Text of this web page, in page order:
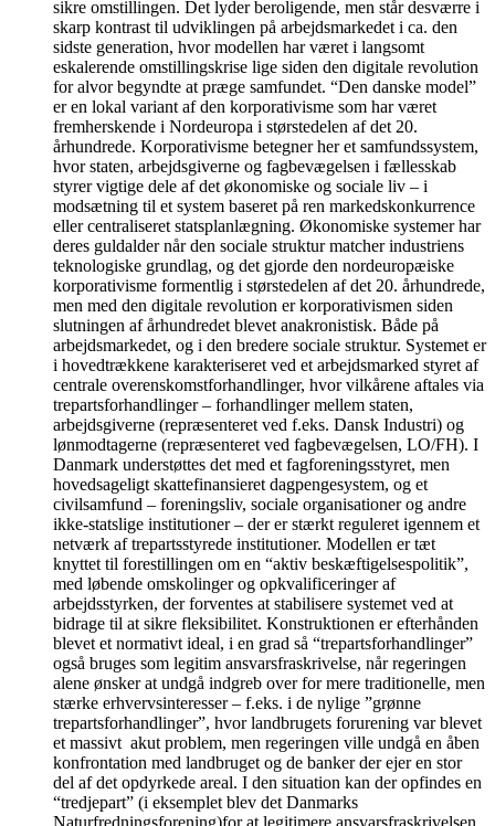
sikre omstillingen. Det lyder beroligende, men står desværre i
skarp kontrast til udviklingen på arbejdsmarkedet i ca. den
sidste generation, hvor modellen har været i langsomt
eskalerende omstillingskrise lige siden den digitale revolution
for alvor begyndte at præge samfundet. “Den danske model”
er en lokal variant af den korporativisme som har været
fremherskende i Nordeuropa i størstedelen af det 20.
århundrede. Korporativisme betegner her et samfundssystem,
hvor staten, arbejdsgiverne og fagbevægelsen i fællesskab
styrer vigtige dele af det økonomiske og sociale liv – i
modsætning til et system baseret på ren markedskonkurrence
eller centraliseret statsplanlægning. Økonomiske systemer har
deres guldalder når den sociale struktur matcher industriens
teknologiske grundlag, og det gjorde den nordeuropæiske
korporativisme formentlig i størstedelen af det 20. århundrede,
men med den digitale revolution er korporativismen siden
slutningen af århundredet blevet anakronistisk. Både på
arbejdsmarkedet, og i den bredere sociale struktur. Systemet er
i hovedtrækkene karakteriseret ved et arbejdsmarked styret af
centrale overenskomstforhandlinger, hvor vilkårene aftales via
trepartsforhandlinger – forhandlinger mellem staten,
arbejdsgiverne (repræsenteret ved f.eks. Dansk Industri) og
lønmodtagerne (repræsenteret ved fagbevægelsen, LO/FH). I
Danmark understøttes det med et fagforeningsstyret, men
hovedsageligt skattefinansieret dagpengesystem, og et
civilsamfund – foreningsliv, sociale organisationer og andre
ikke-statslige institutioner – der er stærkt reguleret igennem et
netværk af trepartsstyrede institutioner. Modellen er tæt
knyttet til forestillingen om en “aktiv beskæftigelsespolitik”,
med løbende omskolinger og opkvalificeringer af
arbejdsstyrken, der forventes at stabilisere systemet ved at
bidrage til at sikre fleksibilitet. Konstruktionen er efterhånden
blevet et normativt ideal, i en grad så “trepartsforhandlinger”
også bruges som legitim ansvarsfraskrivelse, når regeringen
alene ønsker at undgå indgreb over for mere traditionelle, men
stærke erhvervsinteresser – f.eks. i de nylige ”grønne
trepartsforhandlinger”, hvor landbrugets forurening var blevet
et massivt akut problem, men regeringen ville undgå en åben
konfrontation med landbruget og de banker der ejer en stor
del af det opdyrkede areal. I den situation kan der opfindes en
“tredjepart” (i eksemplet blev det Danmarks
Naturfredningsforening)for at legitimere ansvarsfraskrivelsen,